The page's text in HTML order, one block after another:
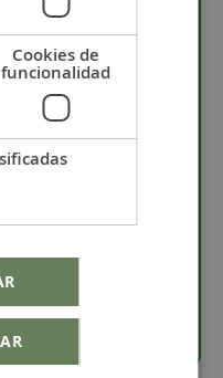
oanillo zamak
Cookies de
funcionalidad